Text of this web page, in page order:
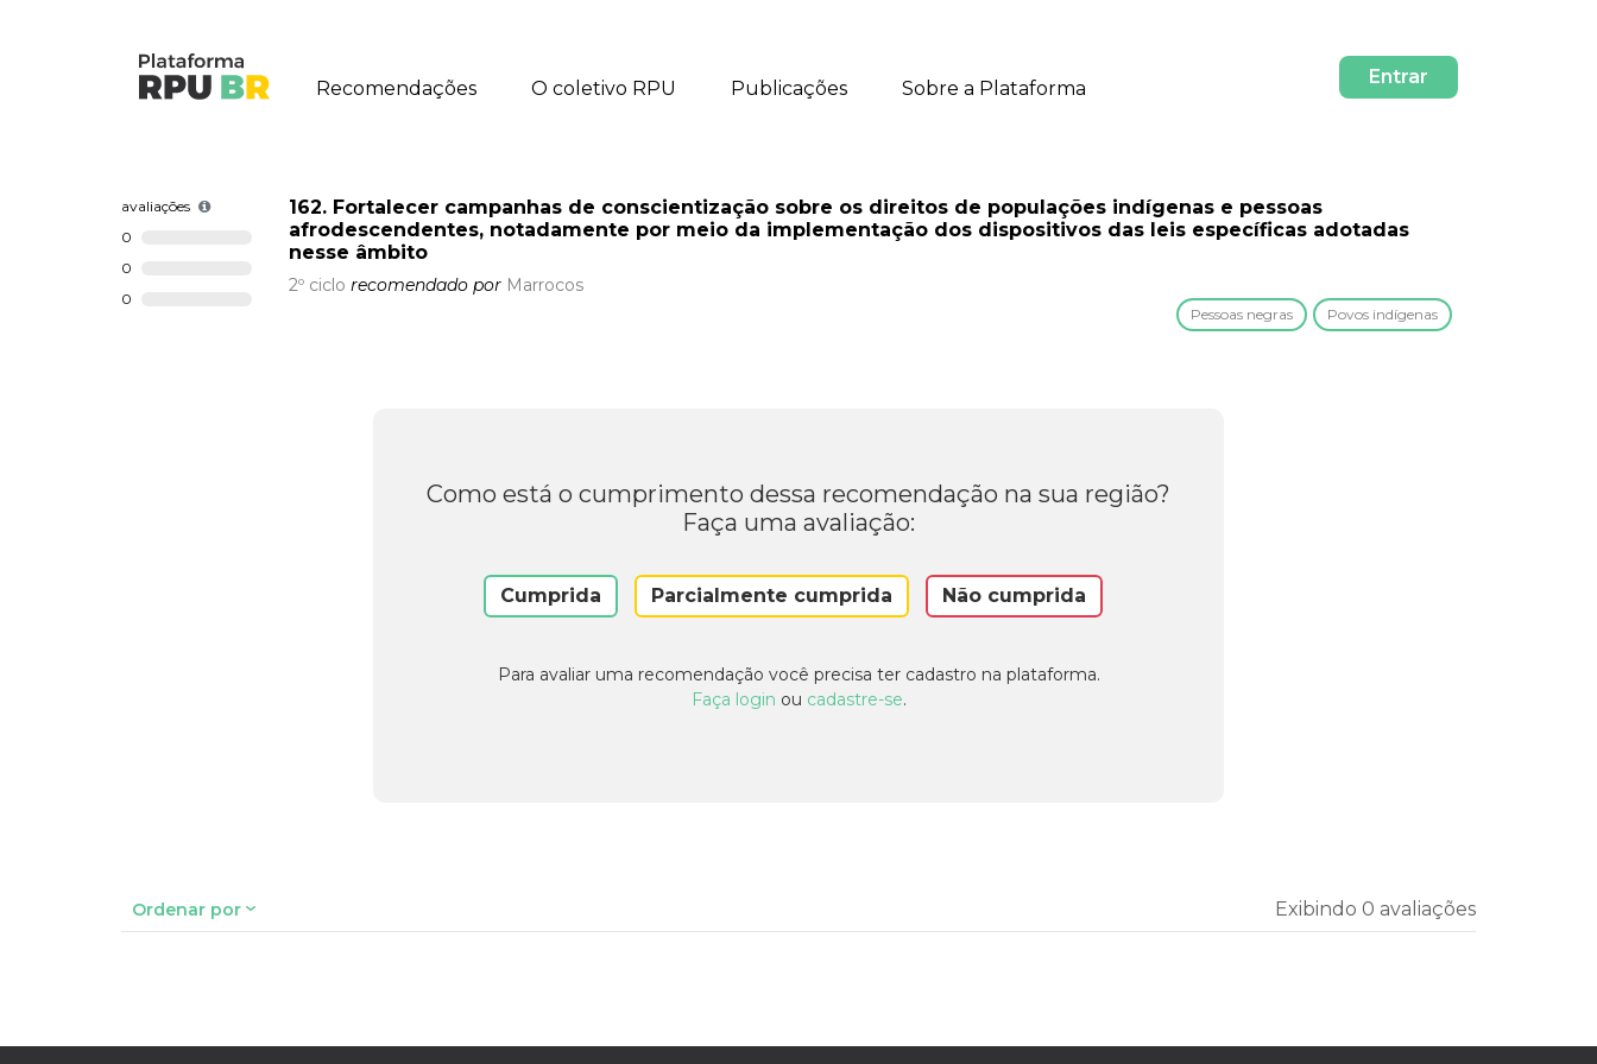
Recomendações O coletivo RPU Publicações Sobre a Plataforma
Entrar
avaliações
0
0
0
162. Fortalecer campanhas de conscientização sobre os direitos de populações indígenas e pessoas
afrodescendentes, notadamente por meio da implementação dos dispositivos das leis específicas adotadas
nesse âmbito
2º ciclo recomendado por Marrocos
Pessoas negras Povos indígenas
Como está o cumprimento dessa recomendação na sua região?
Faça uma avaliação:
Cumprida Parcialmente cumprida Não cumprida
Para avaliar uma recomendação você precisa ter cadastro na plataforma.
Faça login ou cadastre-se.
Ordenar por Exibindo 0 avaliações